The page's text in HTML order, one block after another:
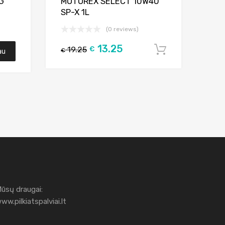
SP-X 1L
(0 reviews)
€19.25 € 13.25
draugai: